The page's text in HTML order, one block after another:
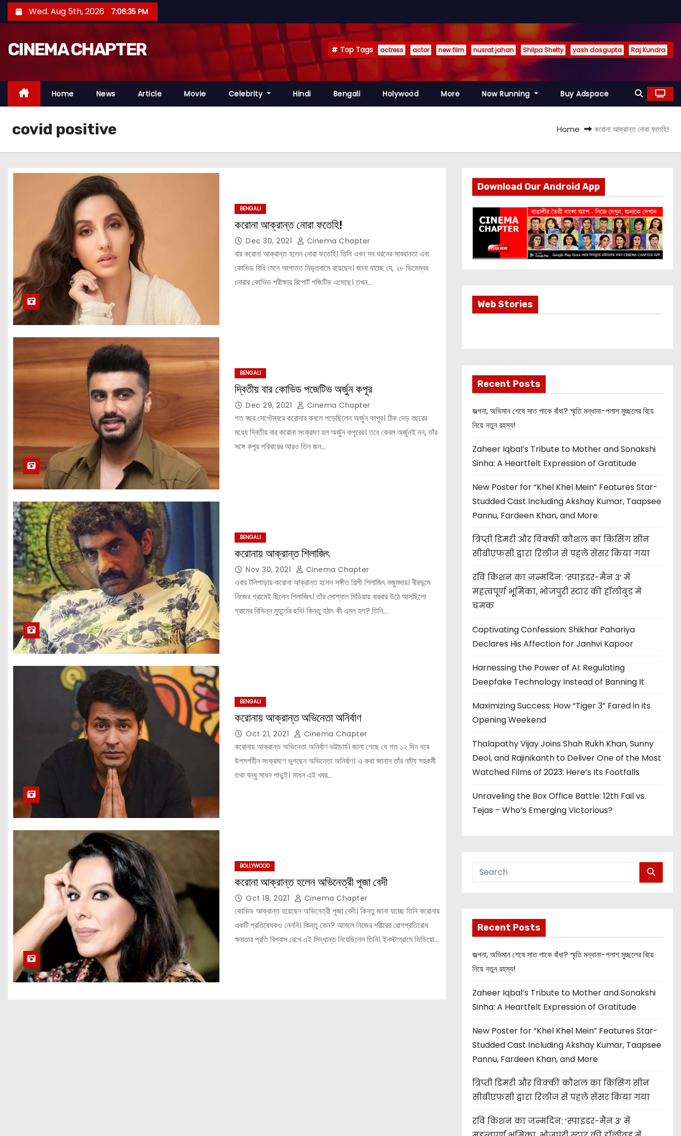
k
o
Wed. Aug 5th, 2026 7:06:36 PM
CINEMA CHAPTER Top Tags actress actor new film nusrat jahan Shilpa Shetty yash dasgupta Raj Kundra
Home News Article Movie Celebrity Hindi Bengali Holywood More Now Running Buy Adspace
covid positive Home করোনা আক্রান্ত নোরা ফতেহি!
BENGALI
করোনা আক্রান্ত নোরা ফতেহি!
Dec 30, 2021 Cinema Chapter
বার করোনা আক্রান্ত হলেন নোরা ফতেহি। তিনি এখন সব ধরনের সাবধানতা এবং
কোভিড বিধি মেনে আপাতত নিভৃতবাসে রয়েছেন। জানা যাচ্ছে যে, ২৮ ডিসেম্বর
নোরার কোভিড পরীক্ষার রিপোর্ট পজিটিভ এসেছে। তখন…
BENGALI
দ্বিতীয় বার কোভিড পজেটিভ অর্জুন কপূর
Dec 29, 2021 Cinema Chapter
গত বছর সেপ্টেম্বরে করোনার কবলে পড়েছিলেন অর্জুন কাপূর। ঠিক দেড় বছরের
মধ্যে দ্বিতীয় বার করোনা সংক্রমণ হল অর্জুন কপূরের। তবে কেবল অর্জুনই নন, তাঁর
সঙ্গে কপূর পরিবারের আরও তিন জন…
BENGALI
করোনায় আক্রান্ত শিলাজিৎ
Nov 30, 2021 Cinema Chapter
এবার টলিপাড়ায় করোনা আক্রান্ত হলেন সঙ্গীত শিল্পী শিলাজিৎ মজুমদার। বীরভূমে
নিজের গ্রামেই ছিলেন শিলাজিৎ। তাঁর সোশ্যাল মিডিয়ায় বারবার উঠে আসছিলো
গ্রামের বিভিন্ন মুহূর্তের ছবি। কিন্তু হঠাৎ কী এমন হল? তিনি…
BENGALI
করোনায় আক্রান্ত অভিনেতা অনির্বাণ
Oct 21, 2021 Cinema Chapter
করোনায় আক্রান্ত অভিনেতা অনির্বাণ ভট্টাচার্য। জানা গেছে যে গত ১২ দিন ধরে
উপসর্গহীন সংক্রমণে ভুগছেন অভিনেতা অনির্বাণ। এ কথা জানান তাঁর নাট্য সহকর্মী
তথা বন্ধু সাধন পাড়ুই। সাধন এই খবর…
BOLLYWOOD
করোনা আক্রান্ত হলেন অভিনেত্রী পূজা বেদী
Oct 18, 2021 Cinema Chapter
কোভিড আক্রান্ত হয়েছেন অভিনেত্রী পূজা বেদী। কিন্তু জানা যাচ্ছে তিনি করোনার
একটি প্রতিষেধকও নেননি। কিন্তু কেন? আসলে নিজের শরীরের রোগপ্রতিরোধ
ক্ষমতার প্রতি বিশ্বাস রেখে এই সিদ্ধান্ত নিয়েছিলেন তিনি। ইনস্টাগ্রামে ভিডিয়ো…
Download Our Android App
Web StoriesMost Important
Info about
Recent Posts
জল্পনা, অভিমান শেষে সাত পাকে বাঁধা? স্মৃতি মন্ধানা-পলাশ মুচ্ছলের বিয়ে
নিয়ে নতুন রহস্য!
Zaheer Iqbal’s Tribute to Mother and Sonakshi
Sinha: A Heartfelt Expression of Gratitude
New Poster for “Khel Khel Mein” Features Star-
Studded Cast Including Akshay Kumar, Taapsee
Pannu, Fardeen Khan, and More
त्रिप्ती डिमरी और विक्की कौशल का किसिंग सीन
सीबीएफसी द्वारा रिलीज से पहले सेंसर किया गया
रवि किशन का जन्मदिन: ‘स्पाइडर-मैन 3’ में
महत्वपूर्ण भूमिका, भोजपुरी स्टार की हॉलीवुड में
चमक
Captivating Confession: Shikhar Pahariya
Declares His Affection for Janhvi Kapoor
Harnessing the Power of AI: Regulating
Deepfake Technology Instead of Banning It
Maximizing Success: How “Tiger 3” Fared in its
Opening Weekend
Thalapathy Vijay Joins Shah Rukh Khan, Sunny
Deol, and Rajinikanth to Deliver One of the Most
Watched Films of 2023: Here’s Its Footfalls
Unraveling the Box Office Battle: 12th Fail vs.
Tejas – Who’s Emerging Victorious?
Recent Posts
জল্পনা, অভিমান শেষে সাত পাকে বাঁধা? স্মৃতি মন্ধানা-পলাশ মুচ্ছলের বিয়ে
নিয়ে নতুন রহস্য!
Zaheer Iqbal’s Tribute to Mother and Sonakshi
Sinha: A Heartfelt Expression of Gratitude
New Poster for “Khel Khel Mein” Features Star-
Studded Cast Including Akshay Kumar, Taapsee
Pannu, Fardeen Khan, and More
त्रिप्ती डिमरी और विक्की कौशल का किसिंग सीन
सीबीएफसी द्वारा रिलीज से पहले सेंसर किया गया
रवि किशन का जन्मदिन: ‘स्पाइडर-मैन 3’ में